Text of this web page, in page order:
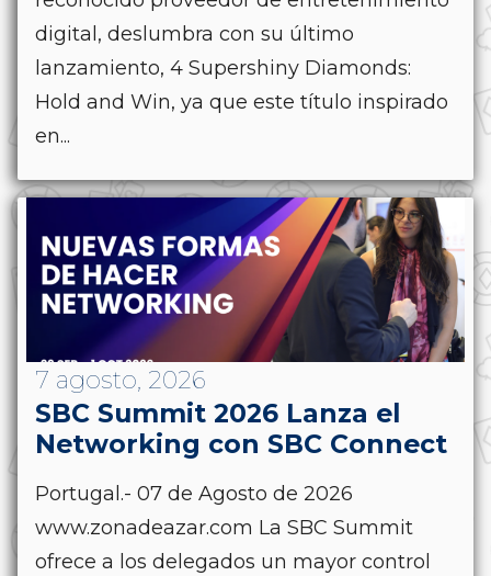
digital, deslumbra con su último
lanzamiento, 4 Supershiny Diamonds:
Hold and Win, ya que este título inspirado
en...
7 agosto, 2026
SBC Summit 2026 Lanza el
Networking con SBC Connect
Portugal.- 07 de Agosto de 2026
www.zonadeazar.com La SBC Summit
ofrece a los delegados un mayor control